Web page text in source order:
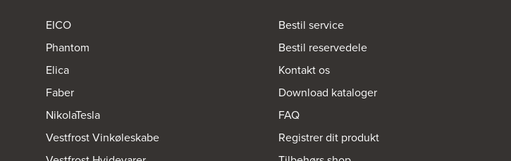
EICO
Phantom
Elica
Faber
NikolaTesla
Vestfrost Vinkøleskabe
Bestil service
Bestil reservedele
Kontakt os
Download kataloger
FAQ
Registrer dit produkt